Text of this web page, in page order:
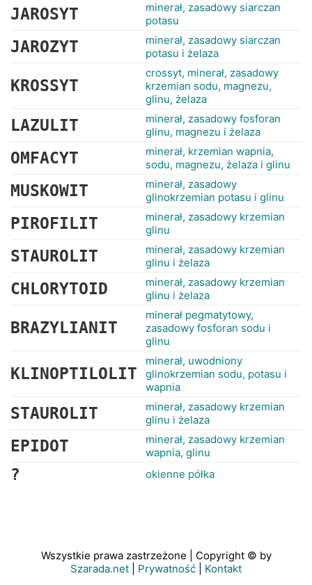
JAROSYT
minerał, zasadowy siarczan
potasu
JAROZYT
minerał, zasadowy siarczan
potasu i żelaza
KROSSYT
crossyt, minerał, zasadowy
krzemian sodu, magnezu,
glinu, żelaza
LAZULIT
minerał, zasadowy fosforan
glinu, magnezu i żelaza
OMFACYT
minerał, krzemian wapnia,
sodu, magnezu, żelaza i glinu
MUSKOWIT
minerał, zasadowy
glinokrzemian potasu i glinu
PIROFILIT
minerał, zasadowy krzemian
glinu
STAUROLIT
minerał, zasadowy krzemian
glinu i żelaza
CHLORYTOID
minerał, zasadowy krzemian
glinu i żelaza
BRAZYLIANIT
minerał pegmatytowy,
zasadowy fosforan sodu i
glinu
KLINOPTILOLIT
minerał, uwodniony
glinokrzemian sodu, potasu i
wapnia
STAUROLIT
minerał, zasadowy krzemian
glinu i żelaza
EPIDOT
minerał, zasadowy krzemian
wapnia, glinu
? okienne półka
Wszystkie prawa zastrzeżone | Copyright © by
Szarada.net
Prywatność Kontakt